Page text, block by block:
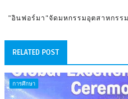
"อินฟอร์มา"จัดมหกรรมอุตสาหกร
RELATED POST
การศึกษา